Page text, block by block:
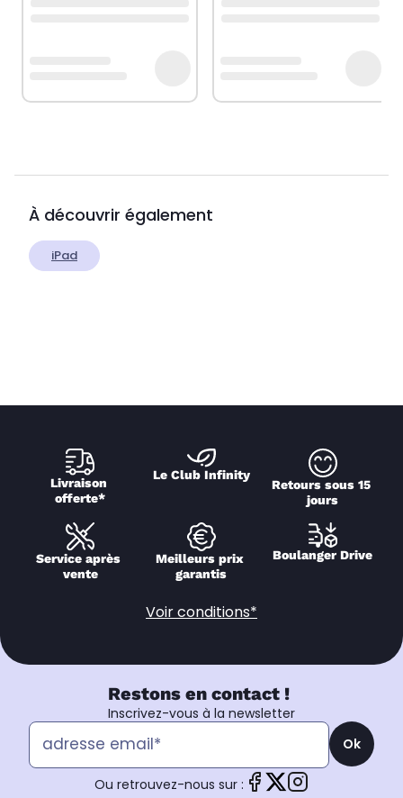
À découvrir également
iPad
Livraison
offerte*
Le Club Infinity
Retours sous 15
jours
Service après
vente
Meilleurs prix
garantis
Boulanger Drive
Voir conditions*
Restons en contact !
Inscrivez-vous à la newsletter
Ok
Ou retrouvez-nous sur :